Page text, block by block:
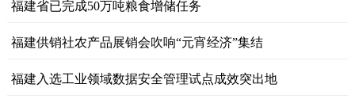
福建省已完成50万吨粮食增储任务
福建供销社农产品展销会吹响“元宵经济”集结
福建入选工业领域数据安全管理试点成效突出地